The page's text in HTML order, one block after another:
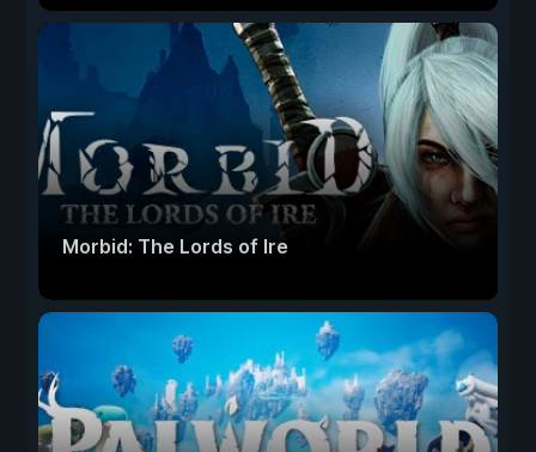
Morbid: The Lords of Ire